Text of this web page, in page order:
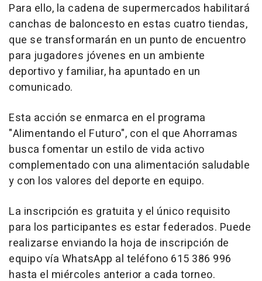
Para ello, la cadena de supermercados habilitará
canchas de baloncesto en estas cuatro tiendas,
que se transformarán en un punto de encuentro
para jugadores jóvenes en un ambiente
deportivo y familiar, ha apuntado en un
comunicado.
Esta acción se enmarca en el programa
"Alimentando el Futuro", con el que Ahorramas
busca fomentar un estilo de vida activo
complementado con una alimentación saludable
y con los valores del deporte en equipo.
La inscripción es gratuita y el único requisito
para los participantes es estar federados. Puede
realizarse enviando la hoja de inscripción de
equipo vía WhatsApp al teléfono 615 386 996
hasta el miércoles anterior a cada torneo.